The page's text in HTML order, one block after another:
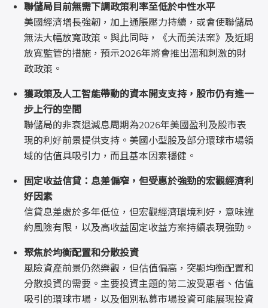
聯儲局目前無需下調政策利率至低於中性水平
美國經濟增長強韌，加上通脹壓力持續，或會使聯儲局
無法大幅放寬政策。與此同時，《大而美法案》及近期
放寬監管的措施，預示2026年將會推出溫和刺激的財
政政策。
獲政策及人工智能帶動的資本開支支持，股市仍有進一
步上行的空間
聯儲局的非衰退減息周期為2026年美國盈利及股市表
現的利好前景提供支持。美國小型股及部分環球市場領
域的估值具吸引力，而且基本因素穩健。
固定收益信貸：息差偏窄，但受惠於強勁的宏觀經濟利
好因素
信貸息差處於多年低位，但宏觀經濟環境利好，意味違
約風險有限，以及高收益固定收益方案持續表現強勁。
聚焦於均衡配置和分散投資
風險資產前景仍然樂觀，但估值偏高，突顯均衡配置和
分散投資的需要。主要投資主題的第二波受惠者、估值
吸引的環球市場，以及個別私募市場投資可能展現投資